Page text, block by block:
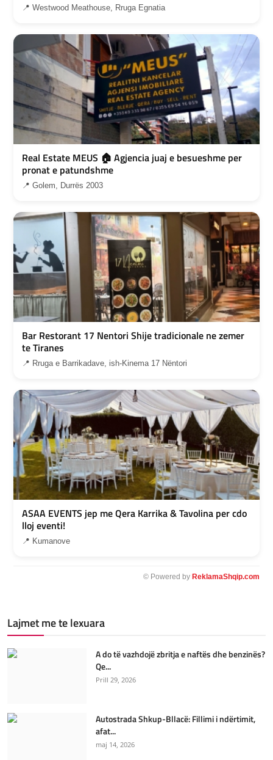
📍 Westwood Meathouse, Rruga Egnatia
Real Estate MEUS 🏠 Agjencia juaj e besueshme per
pronat e patundshme
📍 Golem, Durrës 2003
Bar Restorant 17 Nentori Shije tradicionale ne zemer
te Tiranes
📍 Rruga e Barrikadave, ish-Kinema 17 Nëntori
ASAA EVENTS jep me Qera Karrika & Tavolina per cdo
lloj eventi!
📍 Kumanove
© Powered by ReklamaShqip.com
Lajmet me te lexuara
A do të vazhdojë zbritja e naftës dhe benzinës?
Qe...
Prill 29, 2026
Autostrada Shkup-Bllacë: Fillimi i ndërtimit,
afat...
maj 14, 2026